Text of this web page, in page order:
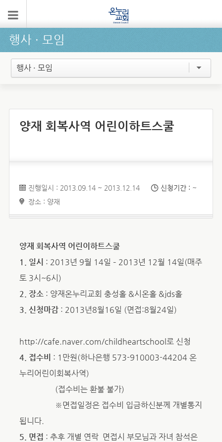
행사 ∙ 모임
행사 · 모임
양재 회복사역 어린이하트스쿨
진행일시 : 2013.09.14 ~ 2013.12.14 신청기간 : ~
장소 : 양재
양재 회복사역 어린이하트스쿨
1. 일시 : 2013년 9월 14일 – 2013년 12월 14일(매주
토 3시~6시)
2. 장소: 양재온누리교회 충성홀 &시온홀 &jds홀
3. 신청마감: 2013년8월16일 (면접:8월24일)
http://cafe.naver.com/childheartschool로 신청
4. 접수비 : 1만원(하나은행 573-910003-44204 온
누리어린이회복사역)
(접수비는 환불 불가)
※면접일정은 접수비 입금하신분께 개별통지
됩니다.
5. 면접 : 추후 개별 연락 면접시 부모님과 자녀 참석은